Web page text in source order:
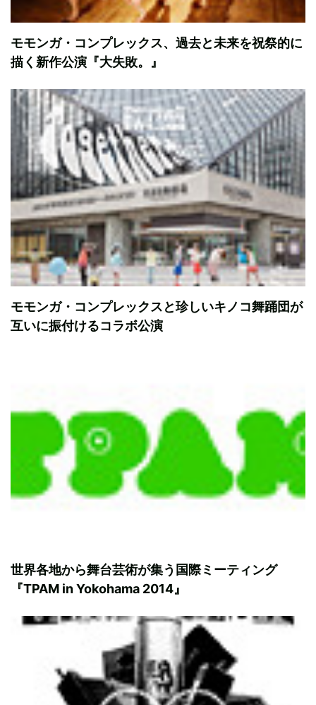
モモンガ・コンプレックス、過去と未来を祝祭的に
描く新作公演『大失敗。』
モモンガ・コンプレックスと珍しいキノコ舞踊団が
互いに振付けるコラボ公演
世界各地から舞台芸術が集う国際ミーティング
『TPAM in Yokohama 2014』